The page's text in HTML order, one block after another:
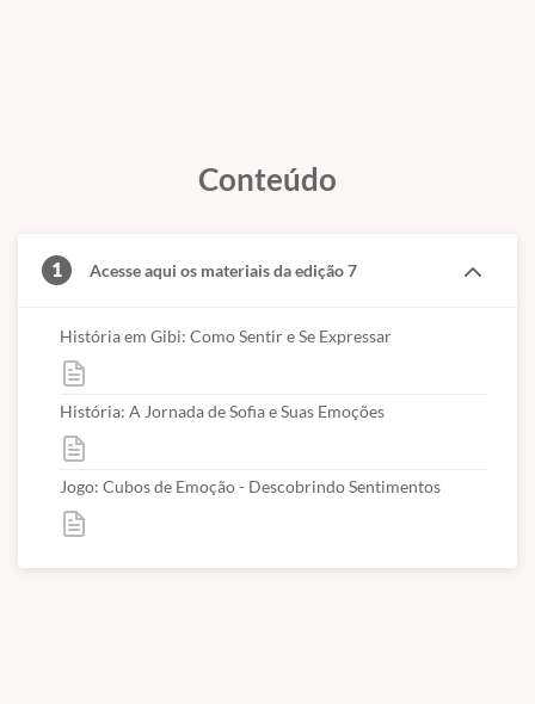
aventura, cada personagem enfrenta situações que despertam
sentimentos como felicidade, tristeza, raiva, medo e surpresa. Com
e o diálogo, eles aprendem a reconhecer e expressar suas emoções
de forma construtiva.
Objetivo:O gibi tem como propósito auxiliar no desenvolvimento
emocional das crianças, promovendo a identificação e a expressão
saudável de sentimentos. Através de uma narrativa envolvente, os
pequenos descobrem que todas as emoções são válidas e que saber
lidar com elas pode melhorar seu bem-estar emocional e social.
Conteúdo
1 Acesse aqui os materiais da edição 7
História em Gibi: Como Sentir e Se Expressar
História: A Jornada de Sofia e Suas Emoções
Jogo: Cubos de Emoção - Descobrindo Sentimentos